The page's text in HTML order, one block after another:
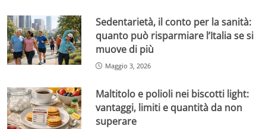
Sedentarietà, il conto per la sanità:
quanto può risparmiare l’Italia se si
muove di più
Maggio 3, 2026
Maltitolo e polioli nei biscotti light:
vantaggi, limiti e quantità da non
superare